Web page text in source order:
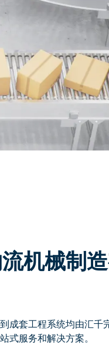
机械制
成套工程系统均由汇千
式服务和解决方案。